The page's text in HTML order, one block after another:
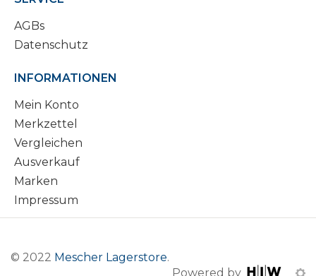
AGBs
Datenschutz
INFORMATIONEN
Mein Konto
Merkzettel
Vergleichen
Ausverkauf
Marken
Impressum
© 2022 Mescher Lagerstore.
Powered by